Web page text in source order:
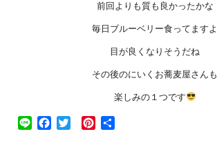
前回よりも質も良かったかな
毎日ブルーベリー食ってますよ
目が良くなりそうだね
その後のにいくお蕎麦屋さんも
楽しみの１つです
Line Facebook
Twitter Pinterest